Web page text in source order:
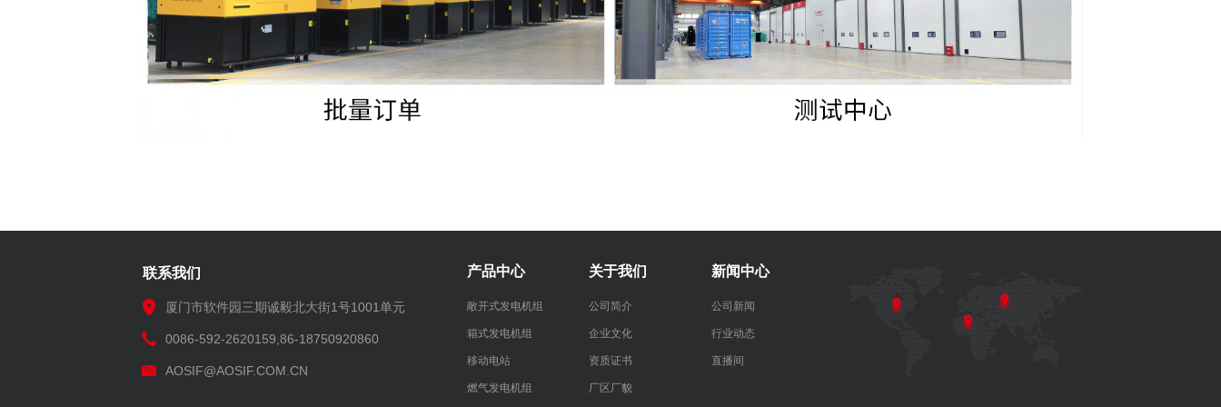
联系我们
厦门市软件园三期诚毅北大街1号1001单元
0086-592-2620159,86-18750920860
AOSIF@AOSIF.COM.CN
产品中心
敞开式发电机组
箱式发电机组
移动电站
燃气发电机组
关于我们
公司简介
企业文化
资质证书
厂区厂貌
新闻中心
公司新闻
行业动态
直播间